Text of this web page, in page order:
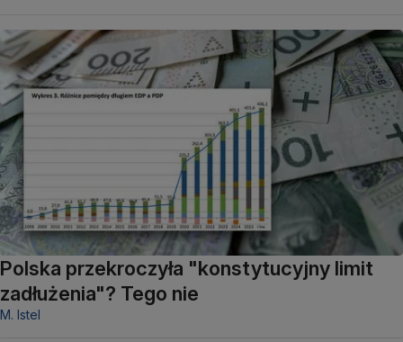
Polska przekroczyła "konstytucyjny limit
zadłużenia"? Tego nie
M. Istel